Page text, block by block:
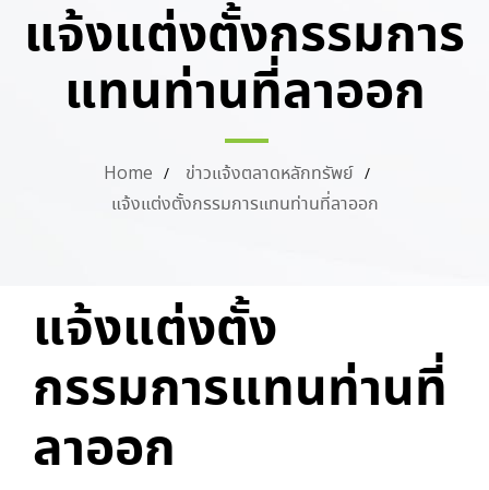
แจ้งแต่งตั้งกรรมการ
แทนท่านที่ลาออก
Home
ข่าวแจ้งตลาดหลักทรัพย์
แจ้งแต่งตั้งกรรมการแทนท่านที่ลาออก
PUBLISHED
แจ้งแต่งตั้ง
กรรมการแทนท่านที่
ลาออก
Author
Published